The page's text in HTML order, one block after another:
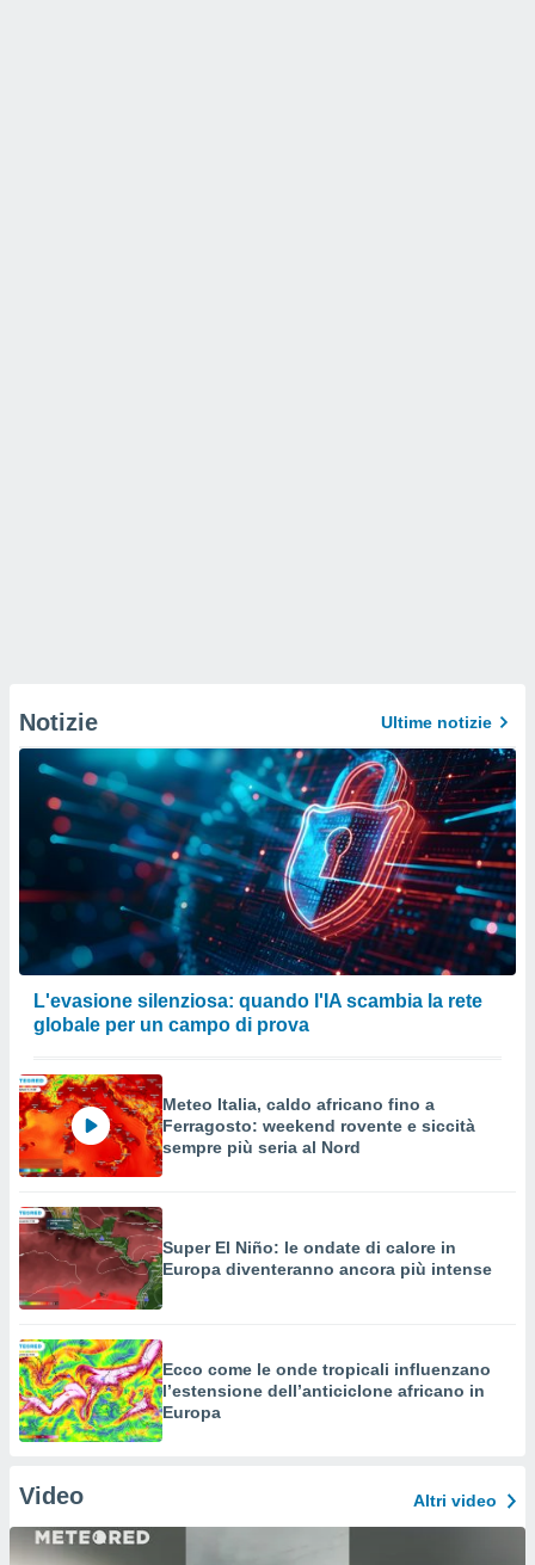
Notizie Ultime notizie
L'evasione silenziosa: quando l'IA scambia la rete
globale per un campo di prova
Meteo Italia, caldo africano fino a
Ferragosto: weekend rovente e siccità
sempre più seria al Nord
Super El Niño: le ondate di calore in
Europa diventeranno ancora più intense
Ecco come le onde tropicali influenzano
l’estensione dell’anticiclone africano in
Europa
Video Altri video